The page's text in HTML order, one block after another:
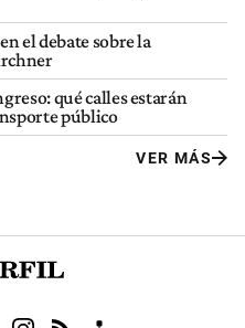
el debate sobre la
qué calles estarán
público
VER MÁS